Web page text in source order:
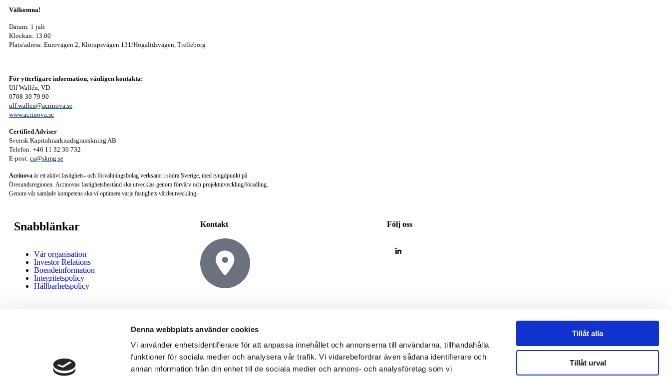
Denna webbplats använder cookies
Vi använder enhetsidentifierare för att anpassa innehållet och annonserna till användarna, tillhandahålla
funktioner för sociala medier och analysera vår trafik. Vi vidarebefordrar även sådana identifierare och
annan information från din enhet till de sociala medier och annons- och analysföretag som vi
Tillåt alla
Tillåt urval
Välkomna!
Datum: 1 juli
Klockan: 13.00
Plats/adress: Eurovägen 2, Klörupsvägen 131/Högalidsvägen, Trelleborg
För ytterligare information, vänligen kontakta:
Ulf Wallén, VD
0708-30 79 90
ulf.wallen@acrinova.se
www.acrinova.se
Certified Adviser
Svensk Kapitalmarknadsgranskning AB
Telefon: +46 11 32 30 732
E-post: ca@skmg.se
Acrinova är ett aktivt fastighets- och förvaltningsbolag verksamt i södra Sverige, med tyngdpunkt på
Öresundsregionen. Acrinovas fastighetsbestånd ska utvecklas genom förvärv och projektutveckling/förädling.
Genom vår samlade kompetens ska vi optimera varje fastighets värdeutveckling.
Snabblänkar
Vår organisation
Investor Relations
Boendeinformation
Integritetspolicy
Hållbarhetspolicy
Kontakt
Lilla Nygatan 7
211 38 Malmö
Följ oss